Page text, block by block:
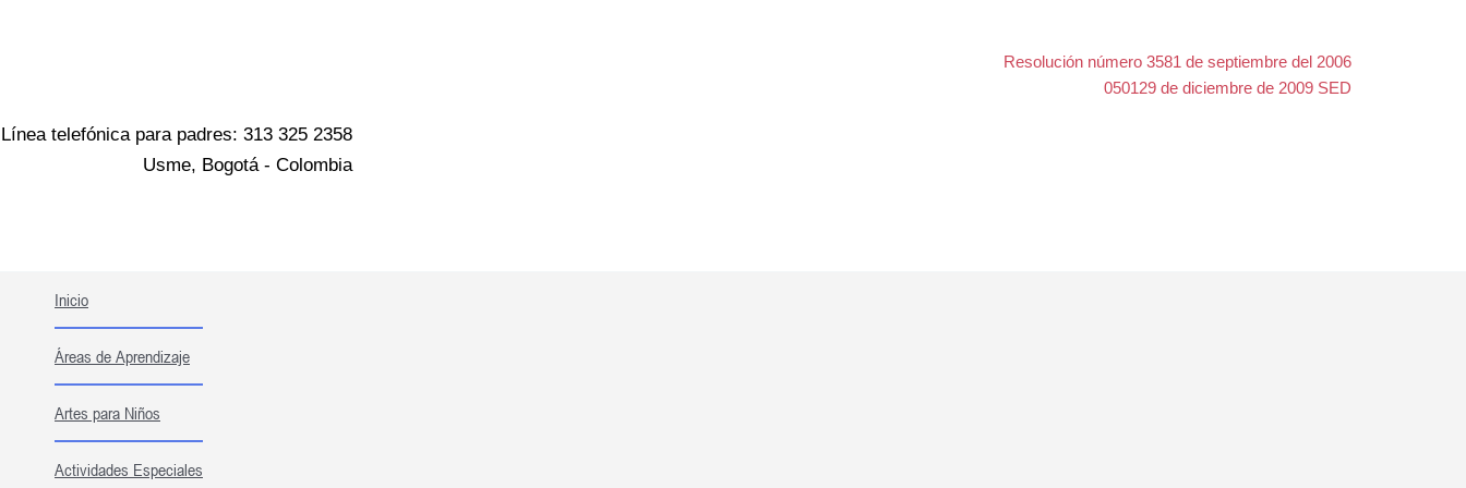
Resolución número 3581 de septiembre del 2006
050129 de diciembre de 2009 SED
Línea telefónica para padres: 313 325 2358
Usme, Bogotá - Colombia
Inicio
Áreas de Aprendizaje
Artes para Niños
Actividades Especiales